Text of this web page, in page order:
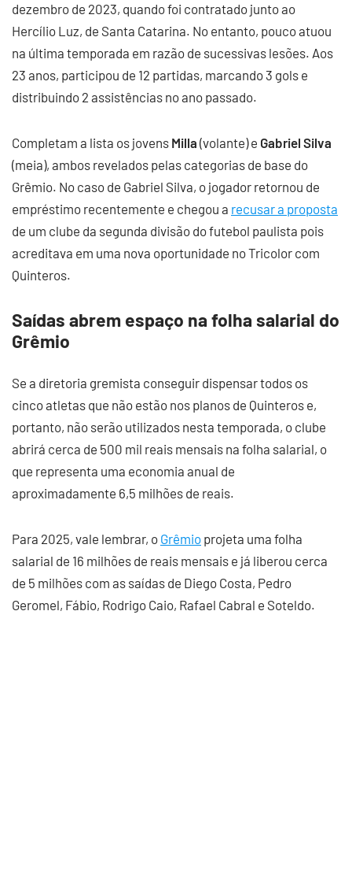
dezembro de 2023, quando foi contratado junto ao
Hercílio Luz, de Santa Catarina. No entanto, pouco atuou
na última temporada em razão de sucessivas lesões. Aos
23 anos, participou de 12 partidas, marcando 3 gols e
distribuindo 2 assistências no ano passado.
Completam a lista os jovens Milla (volante) e Gabriel Silva
(meia), ambos revelados pelas categorias de base do
Grêmio. No caso de Gabriel Silva, o jogador retornou de
empréstimo recentemente e chegou a recusar a proposta
de um clube da segunda divisão do futebol paulista pois
acreditava em uma nova oportunidade no Tricolor com
Quinteros.
Saídas abrem espaço na folha salarial do
Grêmio
Se a diretoria gremista conseguir dispensar todos os
cinco atletas que não estão nos planos de Quinteros e,
portanto, não serão utilizados nesta temporada, o clube
abrirá cerca de 500 mil reais mensais na folha salarial, o
que representa uma economia anual de
aproximadamente 6,5 milhões de reais.
Para 2025, vale lembrar, o Grêmio projeta uma folha
salarial de 16 milhões de reais mensais e já liberou cerca
de 5 milhões com as saídas de Diego Costa, Pedro
Geromel, Fábio, Rodrigo Caio, Rafael Cabral e Soteldo.